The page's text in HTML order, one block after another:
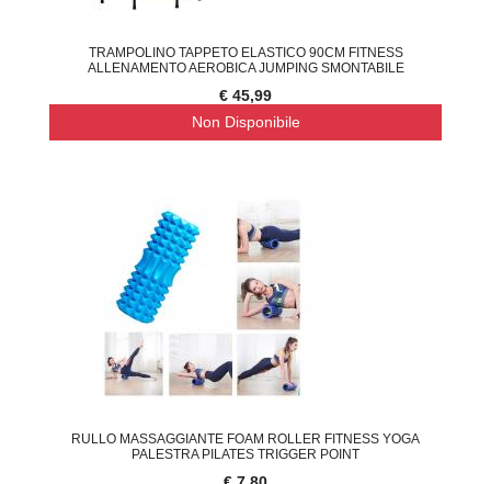
TRAMPOLINO TAPPETO ELASTICO 90CM FITNESS
ALLENAMENTO AEROBICA JUMPING SMONTABILE
€ 45,99
Non Disponibile
RULLO MASSAGGIANTE FOAM ROLLER FITNESS YOGA
PALESTRA PILATES TRIGGER POINT